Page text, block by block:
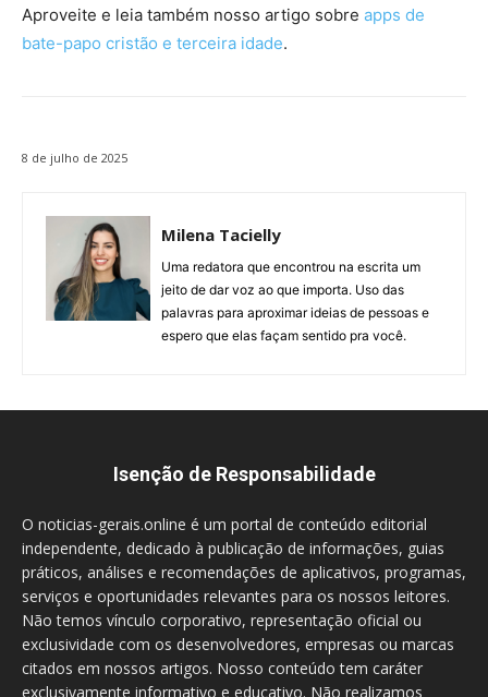
Aproveite e leia também nosso artigo sobre apps de
bate-papo cristão e terceira idade.
8 de julho de 2025
Milena Tacielly
Uma redatora que encontrou na escrita um
jeito de dar voz ao que importa. Uso das
palavras para aproximar ideias de pessoas e
espero que elas façam sentido pra você.
Isenção de Responsabilidade
O noticias-gerais.online é um portal de conteúdo editorial
independente, dedicado à publicação de informações, guias
práticos, análises e recomendações de aplicativos, programas,
serviços e oportunidades relevantes para os nossos leitores.
Não temos vínculo corporativo, representação oficial ou
exclusividade com os desenvolvedores, empresas ou marcas
citados em nossos artigos. Nosso conteúdo tem caráter
exclusivamente informativo e educativo. Não realizamos